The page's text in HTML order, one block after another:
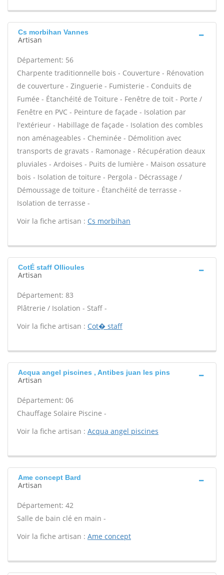
Cs morbihan Vannes
Artisan
Département: 56
Charpente traditionnelle bois - Couverture - Rénovation
de couverture - Zinguerie - Fumisterie - Conduits de
Fumée - Étanchéité de Toiture - Fenêtre de toit - Porte /
Fenêtre en PVC - Peinture de façade - Isolation par
l'extérieur - Habillage de façade - Isolation des combles
non aménageables - Cheminée - Démolition avec
transports de gravats - Ramonage - Récupération deaux
pluviales - Ardoises - Puits de lumière - Maison ossature
bois - Isolation de toiture - Pergola - Décrassage /
Démoussage de toiture - Étanchéité de terrasse -
Isolation de terrasse -
Voir la fiche artisan : Cs morbihan
CotÉ staff Ollioules
Artisan
Département: 83
Plâtrerie / Isolation - Staff -
Voir la fiche artisan : Cot� staff
Acqua angel piscines , Antibes juan les pins
Artisan
Département: 06
Chauffage Solaire Piscine -
Voir la fiche artisan : Acqua angel piscines
Ame concept Bard
Artisan
Département: 42
Salle de bain clé en main -
Voir la fiche artisan : Ame concept